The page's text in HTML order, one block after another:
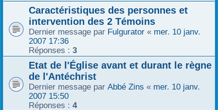
Caractéristiques des personnes et
intervention des 2 Témoins
Dernier message par Fulgurator « mer. 10 janv.
2007 17:36
Réponses : 3
Etat de l'Église avant et durant le règne
de l'Antéchrist
Dernier message par Abbé Zins « mer. 10 janv.
2007 15:50
Réponses : 4